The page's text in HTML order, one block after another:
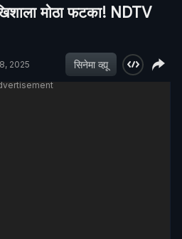
मोठा फटका! NDTV
2025 सिनेमा व्ह्यू